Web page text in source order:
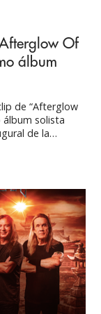
Of
álbum
de “Afterglow
solista
de la
reveló más